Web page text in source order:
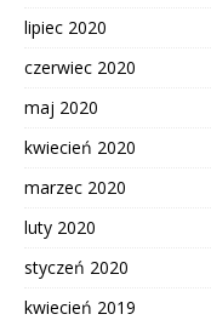
lipiec 2020
czerwiec 2020
maj 2020
kwiecień 2020
marzec 2020
luty 2020
styczeń 2020
kwiecień 2019